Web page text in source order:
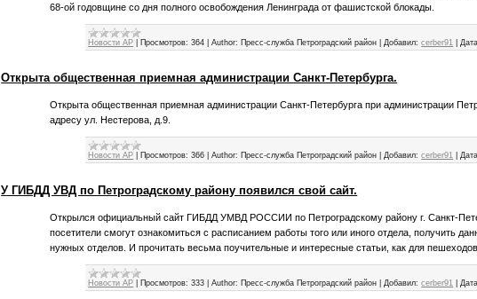
68-ой годовщине со дня полного освобождения Ленинграда от фашистской блокады.
Новости АР Просмотров: 364 |Author: Пресс-служба Петроградский район Добавил: cerber91
Открыта общественная приемная администрации Санкт-Петербурга.
Открыта общественная приемная администрации Санкт-Петербурга при администрации
адресу ул. Нестерова, д.9.
Новости АР Просмотров: 366 |Author: Пресс-служба Петроградский район Добавил: cerber91
У ГИБДД УВД по Петроградскому району появился свой сайт.
Открылся официальный сайт ГИБДД УМВД РОССИИ по Петроградскому району г. Санкт-
посетители смогут ознакомиться с расписанием работы того или иного отдела, получить
нужных отделов. И прочитать весьма поучительные и интересные статьи, как для
Новости АР Просмотров: 333 |Author: Пресс-служба Петроградский район Добавил: cerber91